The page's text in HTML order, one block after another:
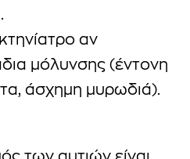
αν
μόλυνσης (έντονη
άσχημη μυρωδιά).